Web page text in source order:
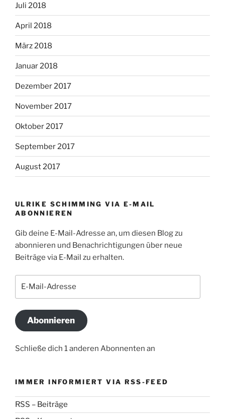
Juli 2018
April 2018
März 2018
Januar 2018
Dezember 2017
November 2017
Oktober 2017
September 2017
August 2017
ULRIKE SCHIMMING VIA E-MAIL
ABONNIEREN
Gib deine E-Mail-Adresse an, um diesen Blog zu
abonnieren und Benachrichtigungen über neue
Beiträge via E-Mail zu erhalten.
Abonnieren
Schließe dich 1 anderen Abonnenten an
IMMER INFORMIERT VIA RSS-FEED
RSS – Beiträge